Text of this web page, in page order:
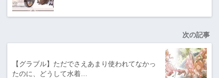
次の記事
【グラブル】ただでさえあまり使われてなかっ
たのに、どうして水着…